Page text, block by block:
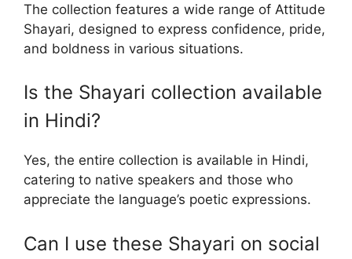
The collection features a wide range of Attitude
Shayari, designed to express confidence, pride,
and boldness in various situations.
Is the Shayari collection available
in Hindi?
Yes, the entire collection is available in Hindi,
catering to native speakers and those who
appreciate the language’s poetic expressions.
Can I use these Shayari on social